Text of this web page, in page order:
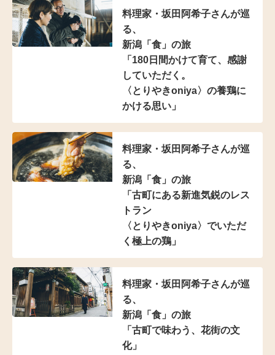
料理家・坂田阿希子さんが巡
る、
新潟「食」の旅
「180日間かけて育て、 感謝
していただく。
〈とりやきoniya〉の養鶏に
かける思い」
料理家・坂田阿希子さんが巡
る、
新潟「食」の旅
「古町にある新進気鋭のレス
トラン
〈とりやきoniya〉でいただ
く 極上の鶏」
料理家・坂田阿希子さんが巡
る、
新潟「食」の旅
「古町で味わう、花街の文
化」